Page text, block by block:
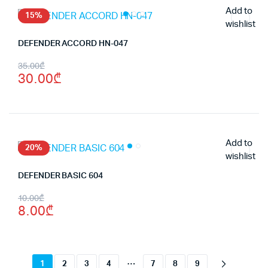
15%
Add to
wishlist
DEFENDER ACCORD HN-047
35.00₾
Original
price
30.00₾
Current
price
20%
Add to
wishlist
DEFENDER BASIC 604
10.00₾
Original
price
10.00₾.
8.00₾
Current
price
8.00₾.
1 2 3 4 … 7 8 9